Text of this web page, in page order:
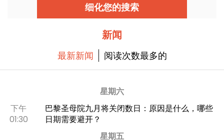
细化您的搜索
新闻
最新新闻 阅读次数最多的
星期六
下午
01:30
巴黎圣母院九月将关闭数日：原因是什么，哪些
日期需要避开？
星期五